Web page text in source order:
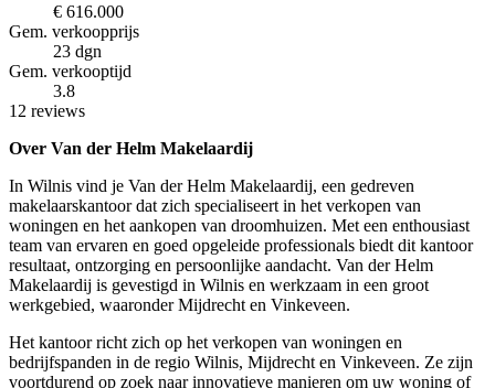
€ 616.000
Gem. verkoopprijs
23 dgn
Gem. verkooptijd
3.8
12 reviews
Over Van der Helm Makelaardij
In Wilnis vind je Van der Helm Makelaardij, een gedreven
makelaarskantoor dat zich specialiseert in het verkopen van
woningen en het aankopen van droomhuizen. Met een enthousiast
team van ervaren en goed opgeleide professionals biedt dit kantoor
resultaat, ontzorging en persoonlijke aandacht. Van der Helm
Makelaardij is gevestigd in Wilnis en werkzaam in een groot
werkgebied, waaronder Mijdrecht en Vinkeveen.
Het kantoor richt zich op het verkopen van woningen en
bedrijfspanden in de regio Wilnis, Mijdrecht en Vinkeveen. Ze zijn
voortdurend op zoek naar innovatieve manieren om uw woning of